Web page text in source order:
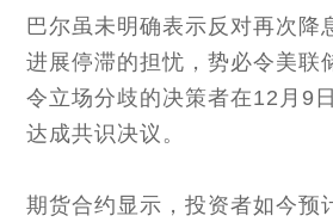
巴尔虽未明确表示反对再次降
进展停滞的担忧，势必令美联
令立场分歧的决策者在12月9
达成共识决议。
期货合约显示，投资者如今预